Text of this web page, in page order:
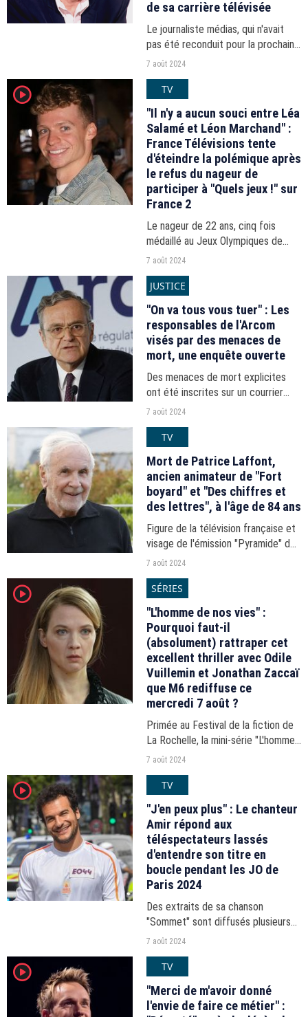
de sa carrière télévisée
Le journaliste médias, qui n'avait
pas été reconduit pour la prochaine
saison de "C Médiatique", a
également "Estelle Midi", l'émission
d'Estelle...
7 août 2024
player2 TV
"Il n'y a aucun souci entre Léa
Salamé et Léon Marchand" :
France Télévisions tente
d'éteindre la polémique après
le refus du nageur de
participer à "Quels jeux !" sur
France 2
Le nageur de 22 ans, cinq fois
médaillé au Jeux Olympiques de
Paris 2024, a refusé l'invitation du
une simple question de préférence
et organisation.
7 août 2024
JUSTICE
"On va tous vous tuer" : Les
responsables de l'Arcom
visés par des menaces de
mort, une enquête ouverte
Des menaces de mort explicites
ont été inscrites sur un courrier
anonyme reçu au siège de l'Arcom,
l'audiovisuel a déposé plainte.
7 août 2024
TV
Mort de Patrice Laffont,
ancien animateur de "Fort
boyard" et "Des chiffres et
des lettres", à l'âge de 84 ans
Figure de la télévision française et
visage de l'émission "Pyramide" de
1991 à 2001, celui qui s'illustrait
décédé ce mercredi 7 août.
7 août 2024
player2 SÉRIES
"L'homme de nos vies" :
Pourquoi faut-il
(absolument) rattraper cet
excellent thriller avec Odile
Vuillemin et Jonathan Zaccaï
que M6 rediffuse ce
mercredi 7 août ?
Primée au Festival de la fiction de
La Rochelle, la mini-série "L'homme
de nos vies" est rediffusée sur M6.
manquer si vous ne l'avez pas
encore vu.
7 août 2024
player2 TV
"J'en peux plus" : Le chanteur
Amir répond aux
téléspectateurs lassés
d'entendre son titre en
boucle pendant les JO de
Paris 2024
Des extraits de sa chanson
"Sommet" sont diffusés plusieurs
fois par jour entre les épreuves sur
7 août 2024
player2 TV
"Merci de m'avoir donné
l'envie de faire ce métier" :